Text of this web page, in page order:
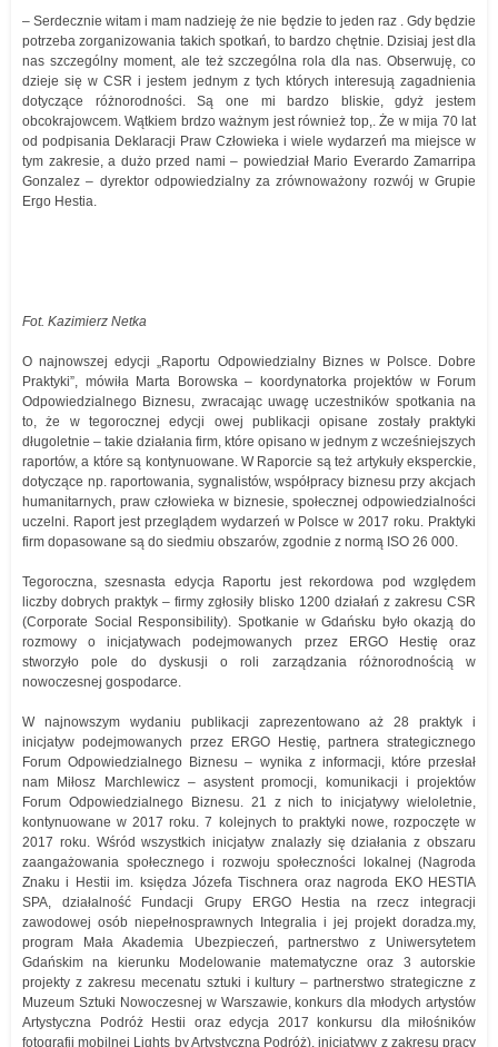
– Serdecznie witam i mam nadzieję że nie będzie to jeden raz . Gdy będzie
potrzeba zorganizowania takich spotkań, to bardzo chętnie. Dzisiaj jest dla
nas szczególny moment, ale też szczególna rola dla nas. Obserwuję, co
dzieje się w CSR i jestem jednym z tych których interesują zagadnienia
dotyczące różnorodności. Są one mi bardzo bliskie, gdyż jestem
obcokrajowcem. Wątkiem brdzo ważnym jest również top,. Że w mija 70 lat
od podpisania Deklaracji Praw Człowieka i wiele wydarzeń ma miejsce w
tym zakresie, a dużo przed nami – powiedział Mario Everardo Zamarripa
Gonzalez – dyrektor odpowiedzialny za zrównoważony rozwój w Grupie
Ergo Hestia.
Fot. Kazimierz Netka
O najnowszej edycji „Raportu Odpowiedzialny Biznes w Polsce. Dobre
Praktyki”, mówiła Marta Borowska – koordynatorka projektów w Forum
Odpowiedzialnego Biznesu, zwracając uwagę uczestników spotkania na
to, że w tegorocznej edycji owej publikacji opisane zostały praktyki
długoletnie – takie działania firm, które opisano w jednym z wcześniejszych
raportów, a które są kontynuowane. W Raporcie są też artykuły eksperckie,
dotyczące np. raportowania, sygnalistów, współpracy biznesu przy akcjach
humanitarnych, praw człowieka w biznesie, społecznej odpowiedzialności
uczelni. Raport jest przeglądem wydarzeń w Polsce w 2017 roku. Praktyki
firm dopasowane są do siedmiu obszarów, zgodnie z normą ISO 26 000.
Tegoroczna, szesnasta edycja Raportu jest rekordowa pod względem
liczby dobrych praktyk – firmy zgłosiły blisko 1200 działań z zakresu CSR
(Corporate Social Responsibility). Spotkanie w Gdańsku było okazją do
rozmowy o inicjatywach podejmowanych przez ERGO Hestię oraz
stworzyło pole do dyskusji o roli zarządzania różnorodnością w
nowoczesnej gospodarce.
W najnowszym wydaniu publikacji zaprezentowano aż 28 praktyk i
inicjatyw podejmowanych przez ERGO Hestię, partnera strategicznego
Forum Odpowiedzialnego Biznesu – wynika z informacji, które przesłał
nam Miłosz Marchlewicz – asystent promocji, komunikacji i projektów
Forum Odpowiedzialnego Biznesu. 21 z nich to inicjatywy wieloletnie,
kontynuowane w 2017 roku. 7 kolejnych to praktyki nowe, rozpoczęte w
2017 roku. Wśród wszystkich inicjatyw znalazły się działania z obszaru
zaangażowania społecznego i rozwoju społeczności lokalnej (Nagroda
Znaku i Hestii im. księdza Józefa Tischnera oraz nagroda EKO HESTIA
SPA, działalność Fundacji Grupy ERGO Hestia na rzecz integracji
zawodowej osób niepełnosprawnych Integralia i jej projekt doradza.my,
program Mała Akademia Ubezpieczeń, partnerstwo z Uniwersytetem
Gdańskim na kierunku Modelowanie matematyczne oraz 3 autorskie
projekty z zakresu mecenatu sztuki i kultury – partnerstwo strategiczne z
Muzeum Sztuki Nowoczesnej w Warszawie, konkurs dla młodych artystów
Artystyczna Podróż Hestii oraz edycja 2017 konkursu dla miłośników
fotografii mobilnej Lights by Artystyczna Podróż), inicjatywy z zakresu pracy